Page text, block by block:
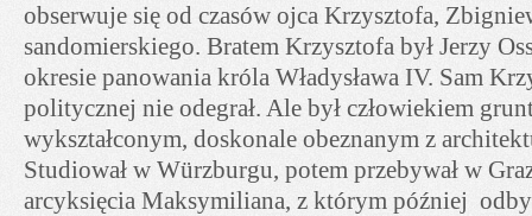
obserwuje się od czasów ojca Krzysztofa,
sandomierskiego. Bratem Krzysztofa był Jerzy
okresie panowania króla Władysława IV. Sam
politycznej nie odegrał. Ale był człowiekiem
wykształconym, doskonale obeznanym z
Studiował w Würzburgu, potem przebywał w
arcyksięcia Maksymiliana, z którym później